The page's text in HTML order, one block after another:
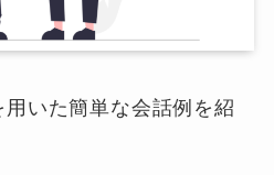
いた簡単な会話例を紹